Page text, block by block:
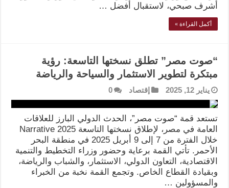
أشرف صبحي، لاستقبال أفضل …
أكمل القراءة »
“صوت مصر” تطلق نسختها التاسعة: رؤية
مبتكرة لتطوير الاستثمار والسياحة والرياضة
يناير 12, 2025 إقتصاد 0
تستعد قمة “صوت مصر”، الحدث الدولي البارز للعلاقات
العامة في مصر، لإطلاق نسختها التاسعة Narrative 2025
خلال الفترة من 7 إلى 9 أبريل 2025 في منطقة البحر
الأحمر. تأتي القمة برعاية وحضور وزراء التخطيط والتنمية
الاقتصادية، التعاون الدولي، الاستثمار، والشباب والرياضة،
وبقيادة القطاع الخاص. وتجمع القمة نخبة من الخبراء
والمسؤولين …